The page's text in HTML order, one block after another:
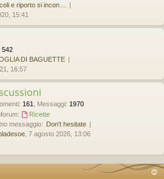
e riporto si incon…
15:41
542
DI BAGUETTE
16:57
: 161 Messaggi: 1970
Ricette
messaggio:
Don't hesitate
, 7 agosto 2026, 13:06